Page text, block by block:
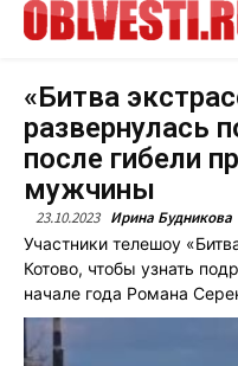
«Битва
развернулась
после гибели
мужчины
23.10.2023 Ирина Будникова
Участники телешоу
Котово, чтобы узнать
начале года Романа